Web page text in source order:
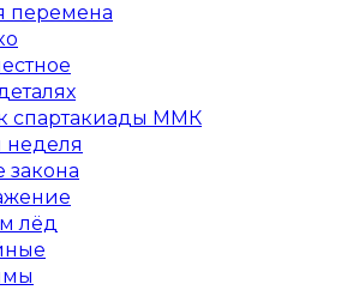
перемена
спартакиады ММК
неделя
закона
лёд